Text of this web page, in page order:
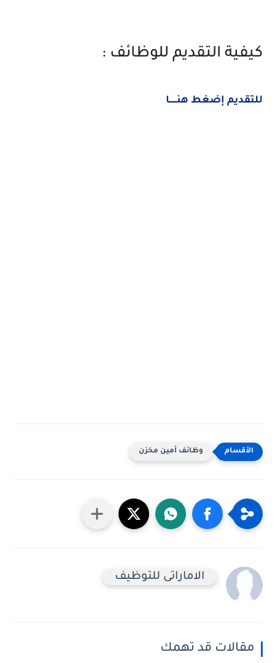
كيفية التقديم للوظائف :
للتقديم إضغط هنــــــا
وظائف أمين مخزن
الاماراتى للتوظيف
مقالات قد تهمك